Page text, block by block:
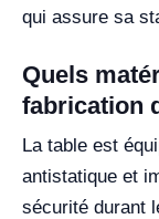
qui assure sa
Quels
fabrication
La table est
antistatique et
sécurité durant